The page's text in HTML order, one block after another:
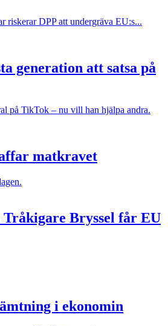
riskerar DPP att undergräva EU:s...
generation att satsa på
på TikTok – nu vill han hjälpa andra.
matkravet
Tråkigare Bryssel får EU
i ekonomin